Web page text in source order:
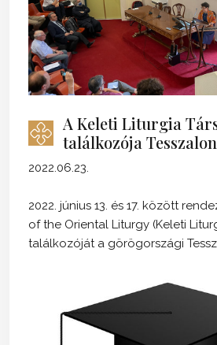
A Keleti Liturgia
találkozója
2022.06.23.
2022. június 13. és 17. között
of the Oriental Liturgy (Keleti
találkozóját a görögországi